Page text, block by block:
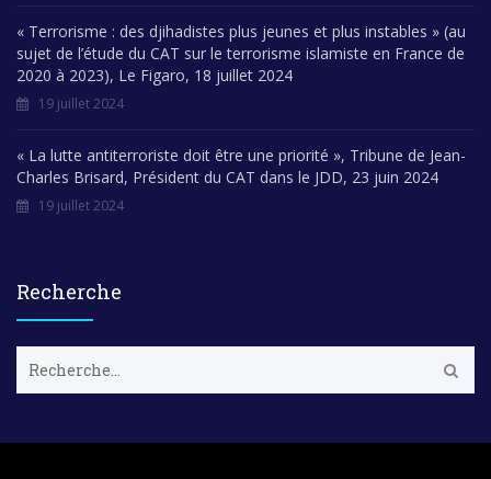
« Terrorisme : des djihadistes plus jeunes et plus instables » (au
sujet de l’étude du CAT sur le terrorisme islamiste en France de
2020 à 2023), Le Figaro, 18 juillet 2024
19 juillet 2024
« La lutte antiterroriste doit être une priorité », Tribune de Jean-
Charles Brisard, Président du CAT dans le JDD, 23 juin 2024
19 juillet 2024
Recherche
c
e